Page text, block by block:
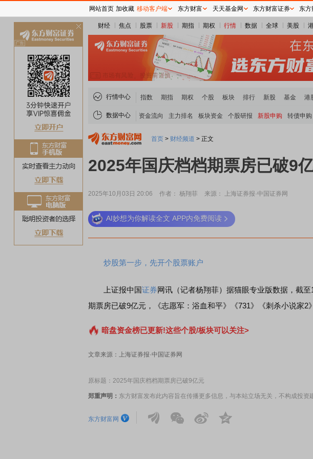
财经 焦点 股票 新股 期指 期权 行情 数据 全球 美股
行情中心 指数 期指 期权 个股 板块 排行 新股 基金 港
数据中心 资金流向 主力排名 板块资金 个股研报 新股申购 转债申购
首页 > 财经频道 > 正文
2025年国庆档档期票房已破9
2025年10月03日 20:06 作者： 杨翔菲 来源： 上海证券报·中国证券网
AI妙想为你解读全文 APP内免费阅读
炒股第一步，先开个股票账户
上证报中国证券网讯（记者杨翔菲）据猫眼专业版数据，截
期票房已破9亿元，《志愿军：浴血和平》《731》《刺杀小说家2
暗盘资金榜已更新!这些个股/板块可以关注>
文章来源：上海证券报·中国证券网
原标题：2025年国庆档档期票房已破9亿元
郑重声明： 东方财富发布此内容旨在传播更多信息，与本站立场无关，不构成投资
东方财富网
稀土板块领涨
网站首页 加收藏 移动客户端 东方财富 天天基金网 东方财富证券 东方
关